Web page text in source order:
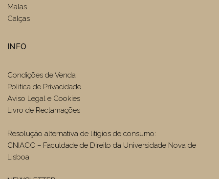
Malas
Calças
INFO
Condições de Venda
Politica de Privacidade
Aviso Legal e Cookies
Livro de Reclamações
Resolução alternativa de litígios de consumo:
CNIACC – Faculdade de Direito da Universidade Nova de
Lisboa